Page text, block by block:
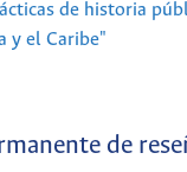
de historia
y el Caribe"
de